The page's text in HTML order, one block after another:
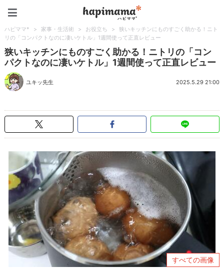
ハピママ* > 家事・生活術 > お役立ち >
狭いキッチンにものすごく助かる！ニト
リの「コンパクトなのに凄いケトル」1週間使って正直レビュー
狭いキッチンにものすごく助かる！ニトリの「コン
パクトなのに凄いケトル」1週間使って正直レビュー
ユキッ先生 2025.5.29 21:00
すべての画像